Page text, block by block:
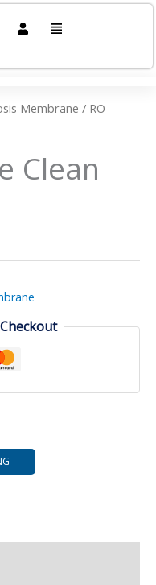
Menu
Membrane / RO
Clean